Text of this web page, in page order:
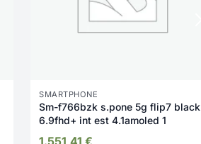
SMARTPHONE
Sm-f766bzk s.pone 5g flip7 black
6.9fhd+ int est 4.1amoled 1
1.551,41 €